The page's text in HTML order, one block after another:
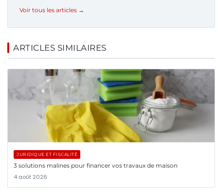
Voir tous les articles →
ARTICLES SIMILAIRES
JURIDIQUE ET FISCALITÉ
3 solutions malines pour financer vos travaux de maison
4 août 2026